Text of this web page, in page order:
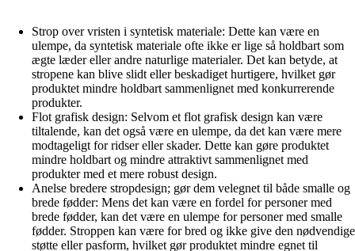
Strop over vristen i syntetisk materiale: Dette kan være en
ulempe, da syntetisk materiale ofte ikke er lige så holdbart som
ægte læder eller andre naturlige materialer. Det kan betyde, at
stropene kan blive slidt eller beskadiget hurtigere, hvilket gør
produktet mindre holdbart sammenlignet med konkurrerende
produkter.
Flot grafisk design: Selvom et flot grafisk design kan være
tiltalende, kan det også være en ulempe, da det kan være mere
modtageligt for ridser eller skader. Dette kan gøre produktet
mindre holdbart og mindre attraktivt sammenlignet med
produkter med et mere robust design.
Anelse bredere stropdesign; gør dem velegnet til både smalle og
brede fødder: Mens det kan være en fordel for personer med
brede fødder, kan det være en ulempe for personer med smalle
fødder. Stroppen kan være for bred og ikke give den nødvendige
støtte eller pasform, hvilket gør produktet mindre egnet til